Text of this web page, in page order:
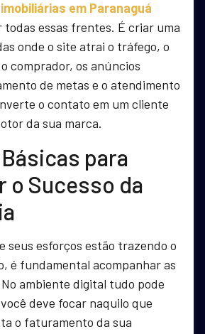
em Paranaguá
essas frentes. É criar uma
onde o site atrai o tráfego, o
comprador, os anúncios
de metas e o atendimento
o contato em um cliente
da sua marca.
para
o Sucesso da
seus esforços estão trazendo o
é fundamental acompanhar as
ambiente digital tudo pode
deve focar naquilo que
o faturamento da sua